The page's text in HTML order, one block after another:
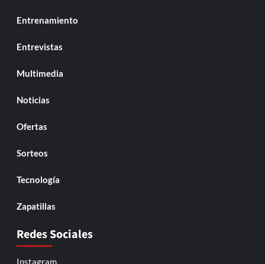
Entrenamiento
Entrevistas
Multimedia
Noticias
Ofertas
Sorteos
Tecnología
Zapatillas
Redes Sociales
Instagram